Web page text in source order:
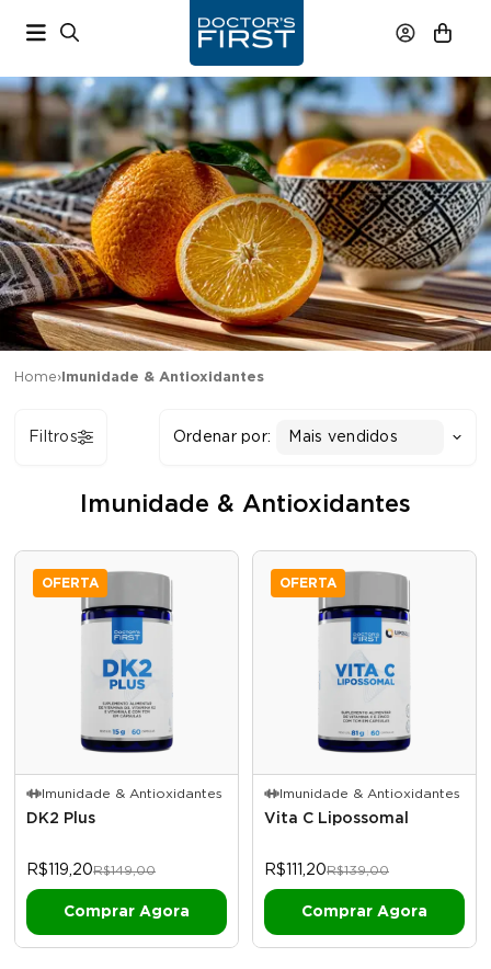
Home› Imunidade & Antioxidantes
Ordenar por: Mais vendidos
Filtros
Imunidade & Antioxidantes
OFERTA
Imunidade & Antioxidantes
DK2 Plus
R$119,20R$149,00
OFERTA
Imunidade & Antioxidantes
Vita C Lipossomal
R$111,20R$139,00